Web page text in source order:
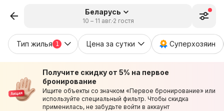
Беларусь
10 – 11 авг.2 гостя
Тип жилья 1 Цена за сутки Суперхозяин
Получите скидку от 5% на первое
бронирование
Ищите объекты со значком «Первое бронирование» или
используйте специальный фильтр. Чтобы скидка
применилась, не забудьте войти в аккаунт